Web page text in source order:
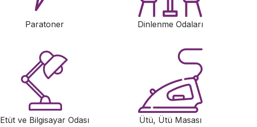
Paratoner Dinlenme Odaları
Etüt ve Bilgisayar Odası Ütü, Ütü Masası